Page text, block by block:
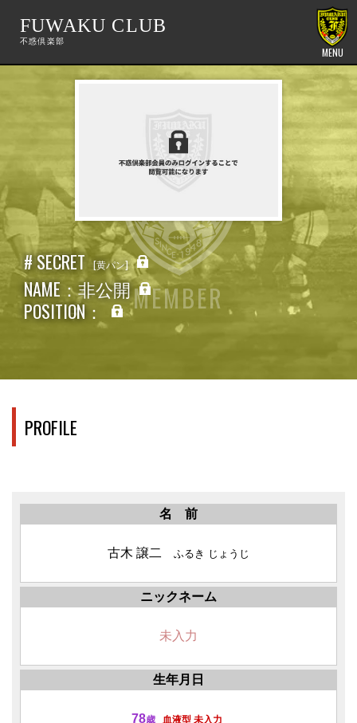
FUWAKU CLUB
MENU
MEMBER
# SECRET 黄パン
NAME：非公開
POSITION：
PROFILE
名 前
古木 譲二 ふるき じょうじ
ニックネーム
未入力
生年月日
78歳 血液型 未入力